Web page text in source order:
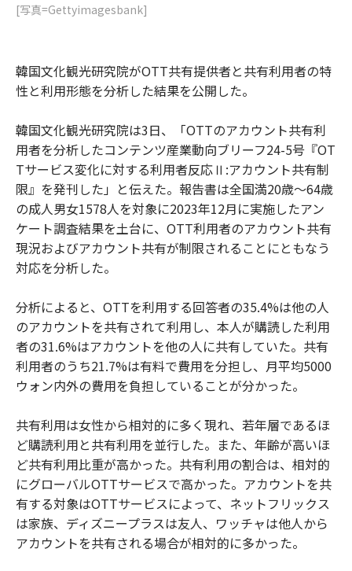
[写真=Gettyimagesbank]
韓国文化観光研究院がOTT共有提供者と共有利用者の特
性と利用形態を分析した結果を公開した。
韓国文化観光研究院は3日、「OTTのアカウント共有利
用者を分析したコンテンツ産業動向ブリーフ24-5号『OT
Tサービス変化に対する利用者反応Ⅱ:アカウント共有制
限』を発刊した」と伝えた。報告書は全国満20歳～64歳
の成人男女1578人を対象に2023年12月に実施したアン
ケート調査結果を土台に、OTT利用者のアカウント共有
現況およびアカウント共有が制限されることにともなう
対応を分析した。
分析によると、OTTを利用する回答者の35.4%は他の人
のアカウントを共有されて利用し、本人が購読した利用
者の31.6%はアカウントを他の人に共有していた。共有
利用者のうち21.7%は有料で費用を分担し、月平均5000
ウォン内外の費用を負担していることが分かった。
共有利用は女性から相対的に多く現れ、若年層であるほ
ど購読利用と共有利用を並行した。また、年齢が高いほ
ど共有利用比重が高かった。共有利用の割合は、相対的
にグローバルOTTサービスで高かった。アカウントを共
有する対象はOTTサービスによって、ネットフリックス
は家族、ディズニープラスは友人、ワッチャは他人から
アカウントを共有される場合が相対的に多かった。